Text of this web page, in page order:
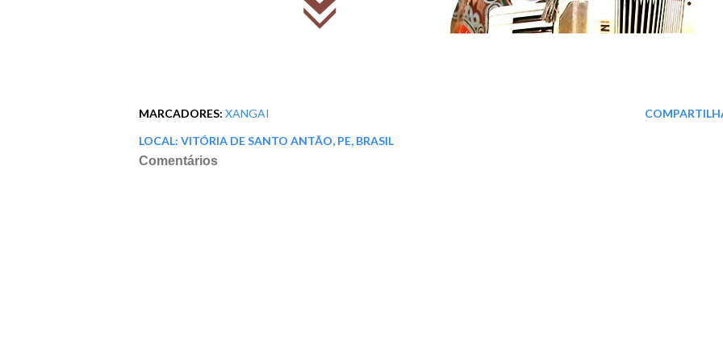
MARCADORES: XANGAI
LOCAL: VITÓRIA DE SANTO ANTÃO, PE, BRASIL
Comentários